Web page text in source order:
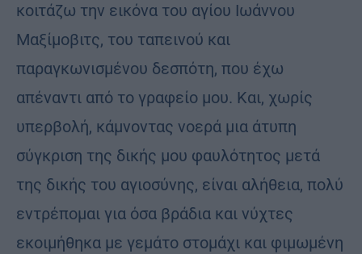
κοιτάζω την εικόνα του αγίου Ιωάννου
Μαξίμοβιτς, του ταπεινού και
παραγκωνισμένου δεσπότη, που έχω
απέναντι από το γραφείο μου. Και, χωρίς
υπερβολή, κάμνοντας νοερά μια άτυπη
σύγκριση της δικής μου φαυλότητος μετά
της δικής του αγιοσύνης, είναι αλήθεια, πολύ
εντρέπομαι για όσα βράδια και νύχτες
εκοιμήθηκα με γεμάτο στομάχι και φιμωμένη